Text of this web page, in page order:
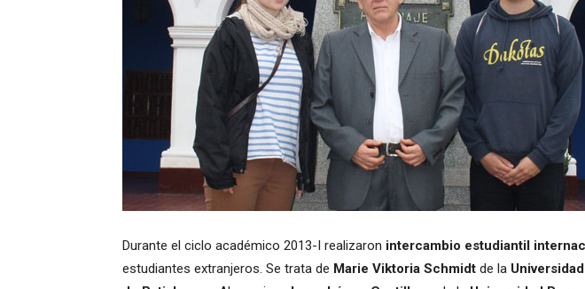
Durante el ciclo académico 2013-I realizaron intercambio estudiantil
estudiantes extranjeros. Se trata de Marie Viktoria Schmidt de la